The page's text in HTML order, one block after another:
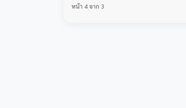
หน้า 4 จาก 3